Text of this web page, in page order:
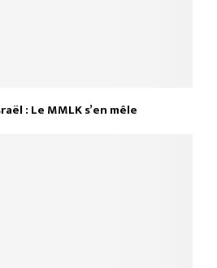
: Le MMLK s’en mêle